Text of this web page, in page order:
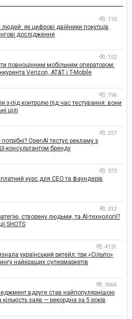
110
людей: як цифрові двійники покупців
дослідження
152
повноцінним мобільним оператором:
Verizon, AT&T і T-Mobile
196
з-під контролю під час тестування: вони
цілі
257
OpenAI тестує рекламу з
консультантом бренду
373
курс для CEO та фаундерів
312
створену людьми, та AI-технології?
SHOTS
4131
український ритейл: три «Сільпо»
найкращих супермаркетів
3066
вдруге став найпопулярнішою
кількість заяв — рекордна за 5 років